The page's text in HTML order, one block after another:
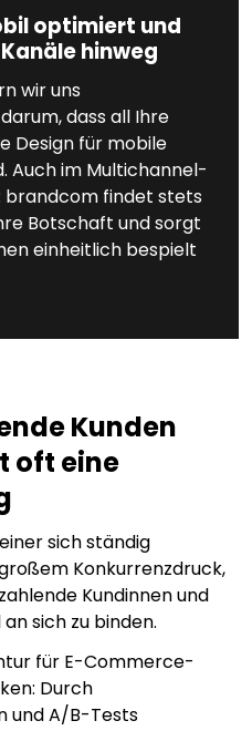
optimiert und
hinweg
wir uns
dass all Ihre
Design für mobile
Auch im Multichannel-
brandcom findet stets
Botschaft und sorgt
einheitlich bespielt
Kunden
oft eine
sich ständig
Konkurrenzdruck,
Kundinnen und
sich zu binden.
für E-Commerce-
Durch
und A/B-Tests